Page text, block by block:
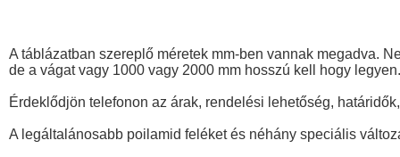
A táblázatban szereplő méretek mm-ben vannak megadva.
de a vágat vagy 1000 vagy 2000 mm hosszú kell hogy legyen.
Érdeklődjön telefonon az árak, rendelési lehetőség,
A legáltalánosabb poilamid feléket és néhány speciális